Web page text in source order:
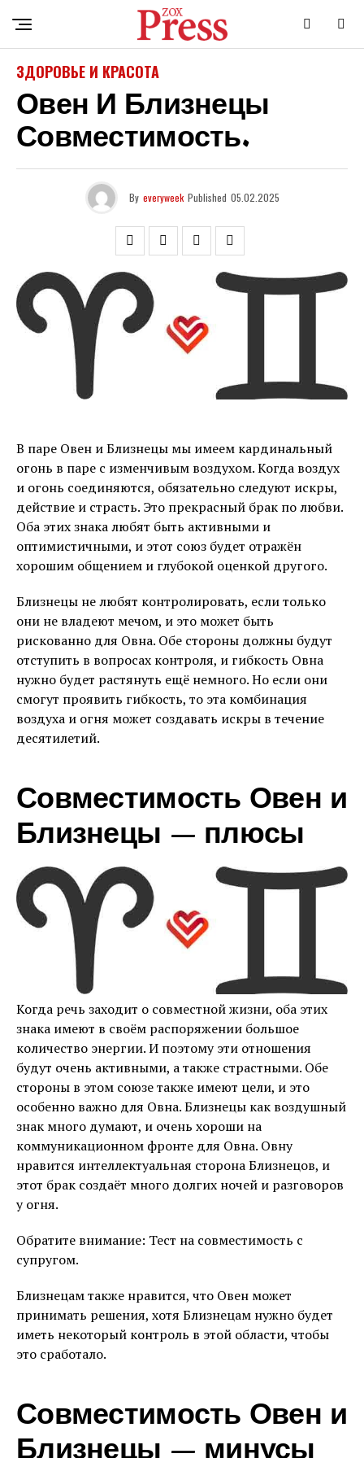
ЗДОРОВЬЕ И КРАСОТА
Овен И Близнецы
Совместимость.
By everyweek Published 05.02.2025
В паре Овен и Близнецы мы имеем кардинальный
огонь в паре с изменчивым воздухом. Когда воздух
и огонь соединяются, обязательно следуют искры,
действие и страсть. Это прекрасный брак по любви.
Оба этих знака любят быть активными и
оптимистичными, и этот союз будет отражён
хорошим общением и глубокой оценкой другого.
Близнецы не любят контролировать, если только
они не владеют мечом, и это может быть
рискованно для Овна. Обе стороны должны будут
отступить в вопросах контроля, и гибкость Овна
нужно будет растянуть ещё немного. Но если они
смогут проявить гибкость, то эта комбинация
воздуха и огня может создавать искры в течение
десятилетий.
Совместимость Овен и
Близнецы — плюсы
Когда речь заходит о совместной жизни, оба этих
знака имеют в своём распоряжении большое
количество энергии. И поэтому эти отношения
будут очень активными, а также страстными. Обе
стороны в этом союзе также имеют цели, и это
особенно важно для Овна. Близнецы как воздушный
знак много думают, и очень хороши на
коммуникационном фронте для Овна. Овну
нравится интеллектуальная сторона Близнецов, и
этот брак создаёт много долгих ночей и разговоров
у огня.
Обратите внимание: Тест на совместимость с
супругом.
Близнецам также нравится, что Овен может
принимать решения, хотя Близнецам нужно будет
иметь некоторый контроль в этой области, чтобы
это сработало.
Совместимость Овен и